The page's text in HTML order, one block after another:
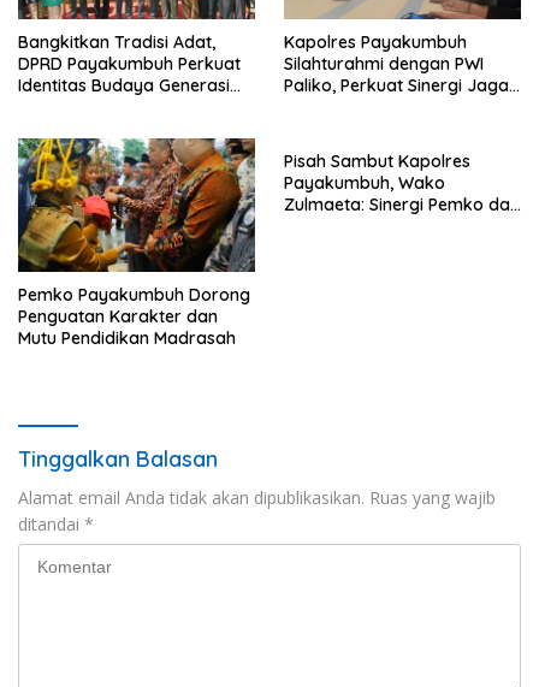
Bangkitkan Tradisi Adat,
DPRD Payakumbuh Perkuat
Identitas Budaya Generasi
Kapolres Payakumbuh
Silahturahmi dengan PWI
Paliko, Perkuat Sinergi Jaga
Pemko Payakumbuh Dorong
Penguatan Karakter dan
Mutu Pendidikan Madrasah
Pisah Sambut Kapolres
Payakumbuh, Wako
Zulmaeta: Sinergi Pemko dan
Tinggalkan Balasan
Alamat email Anda tidak akan dipublikasikan. Ruas yang wajib
ditandai *